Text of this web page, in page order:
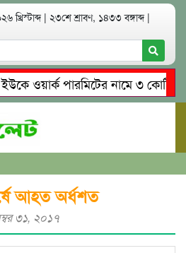
খ্রিস্টাব্দ | ২৩শে শ্রাবণ, ১৪৩৩ বঙ্গাব্দ |
ওয়ার্ক পারমিটের নামে ৩ কোটি ৬০
গোয়াইনঘাটে আলিম উদ্দিনের
আহত অর্ধশত
৩১, ২০১৭